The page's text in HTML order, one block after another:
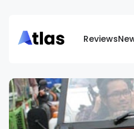
Reviews